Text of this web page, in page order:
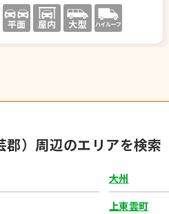
東区矢賀6丁目 4-23
円
（アスファルト）
グ6 物件No. 33279
アスファルト）
郡）周辺のエリアを検索
大州
上東雲町